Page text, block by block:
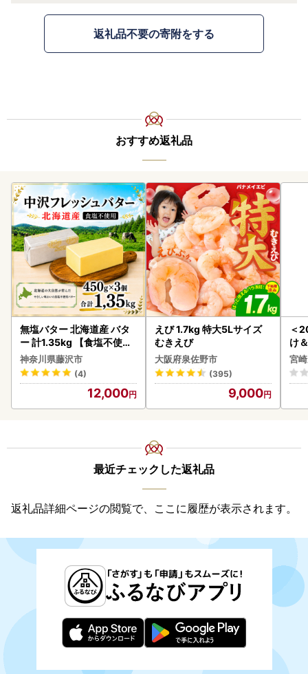
返礼品不要の寄附をする
おすすめ返礼品
無塩バター 北海道産 バタ
ー 計1.35kg 【食塩不使用
】
神奈川県藤沢市
(4)
12,000
えび 1.7kg 特大5Lサイズ
むきえび
大阪府泉佐野市
(395)
9,000
＜
け
も
-
宮
最近チェックした返礼品
返礼品詳細ページの閲覧で、ここに履歴が表示されます。